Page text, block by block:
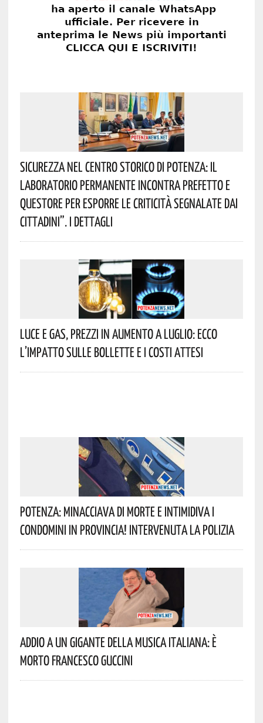
Sicurezza Nel Centro Storico Di Potenza: Il
Laboratorio Permanente Incontra Prefetto E
Questore Per Esporre Le Criticità Segnalate Dai
Cittadini”. I Dettagli
Luce E Gas, Prezzi In Aumento A Luglio: Ecco
L’impatto Sulle Bollette E I Costi Attesi
Potenza: Minacciava Di Morte E Intimidiva I
Condomini In Provincia! Intervenuta La Polizia
Addio A Un Gigante Della Musica Italiana: È
Morto Francesco Guccini